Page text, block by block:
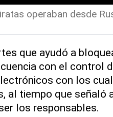
operaban desde
que ayudó a
con el control
con los
al tiempo que señaló
los responsables.